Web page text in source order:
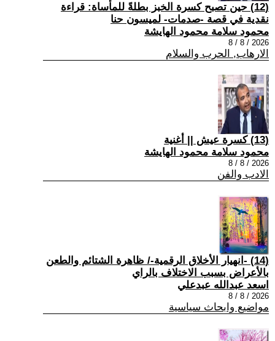
(12) حين تصبح كسرة الخبز بطلةً للمأساة: قراءة
نقدية في قصة -صدمات- لميسون حنا
محمود سلامة محمود الهايشة
2026 / 8 / 8
الارهاب, الحرب والسلام
(13) كسرة عيش || أغنية
محمود سلامة محمود الهايشة
2026 / 8 / 8
الادب والفن
(14) -انهيار الأخلاق الرقمية-/ ظاهرة الشتائم والطعن
بالأعراض بسبب الاختلاف بالراي
اسعد عبدالله عبدعلي
2026 / 8 / 8
مواضيع وابحاث سياسية